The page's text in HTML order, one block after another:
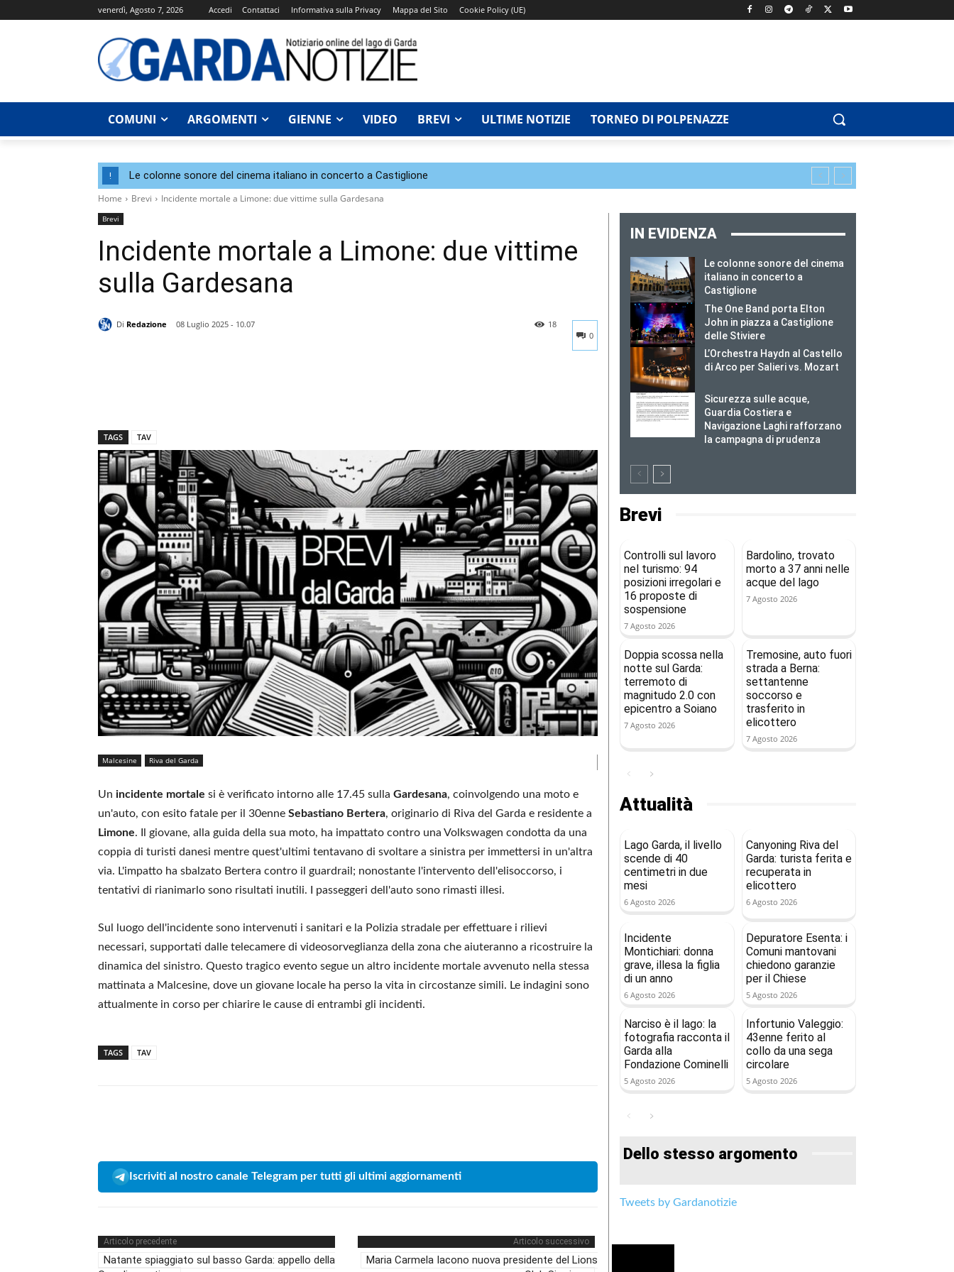
venerdì, Agosto 7, 2026 Accedi Contattaci Informativa sulla Privacy Mappa del Sito Cookie Policy (UE)
COMUNI ARGOMENTI GIENNE VIDEO BREVI ULTIME NOTIZIE TORNEO DI POLPENAZZE
! Le colonne sonore del cinema italiano in concerto a Castiglione
Home Brevi Incidente mortale a Limone: due vittime sulla Gardesana
Brevi
Incidente mortale a Limone: due vittime
sulla Gardesana
Di Redazione
08 Luglio 2025 - 10.07
0
18
TAGS TAV
Malcesine Riva del Garda
Un incidente mortale si è verificato intorno alle 17.45 sulla Gardesana, coinvolgendo una moto e
un'auto, con esito fatale per il 30enne Sebastiano Bertera, originario di Riva del Garda e residente a
Limone. Il giovane, alla guida della sua moto, ha impattato contro una Volkswagen condotta da una
coppia di turisti danesi mentre quest'ultimi tentavano di svoltare a sinistra per immettersi in un'altra
via. L'impatto ha sbalzato Bertera contro il guardrail; nonostante l'intervento dell'elisoccorso, i
tentativi di rianimarlo sono risultati inutili. I passeggeri dell'auto sono rimasti illesi.
Sul luogo dell'incidente sono intervenuti i sanitari e la Polizia stradale per effettuare i rilievi
necessari, supportati dalle telecamere di videosorveglianza della zona che aiuteranno a ricostruire la
dinamica del sinistro. Questo tragico evento segue un altro incidente mortale avvenuto nella stessa
mattinata a Malcesine, dove un giovane locale ha perso la vita in circostanze simili. Le indagini sono
attualmente in corso per chiarire le cause di entrambi gli incidenti.
TAGS TAV
Iscriviti al nostro canale Telegram per tutti gli ultimi aggiornamenti
Articolo precedente
Natante spiaggiato sul basso Garda: appello della
Articolo successivo
Maria Carmela Iacono nuova presidente del Lions
IN EVIDENZA
Le colonne sonore del cinema
italiano in concerto a
Castiglione
The One Band porta Elton
John in piazza a Castiglione
delle Stiviere
L’Orchestra Haydn al Castello
di Arco per Salieri vs. Mozart
Sicurezza sulle acque,
Guardia Costiera e
Navigazione Laghi rafforzano
la campagna di prudenza
Brevi
Controlli sul lavoro
nel turismo: 94
posizioni irregolari e
16 proposte di
sospensione
7 Agosto 2026
Bardolino, trovato
morto a 37 anni nelle
acque del lago
7 Agosto 2026
Doppia scossa nella
notte sul Garda:
terremoto di
magnitudo 2.0 con
epicentro a Soiano
7 Agosto 2026
Tremosine, auto fuori
strada a Berna:
settantenne
soccorso e
trasferito in
elicottero
7 Agosto 2026
Attualità
Lago Garda, il livello
scende di 40
centimetri in due
mesi
6 Agosto 2026
Canyoning Riva del
Garda: turista ferita e
recuperata in
elicottero
6 Agosto 2026
Incidente
Montichiari: donna
grave, illesa la figlia
di un anno
6 Agosto 2026
Depuratore Esenta: i
Comuni mantovani
chiedono garanzie
per il Chiese
5 Agosto 2026
Narciso è il lago: la
fotografia racconta il
Garda alla
Fondazione Cominelli
5 Agosto 2026
Infortunio Valeggio:
43enne ferito al
collo da una sega
circolare
5 Agosto 2026
Dello stesso argomento
Tweets by Gardanotizie